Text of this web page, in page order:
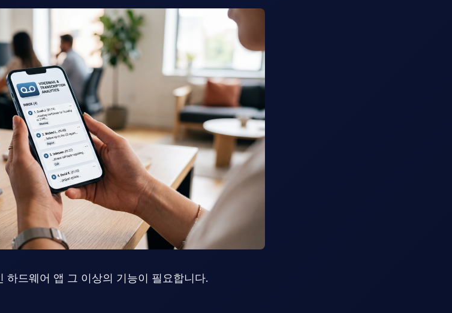
하드웨어 앱 그 이상의 기능이 필요합니다.